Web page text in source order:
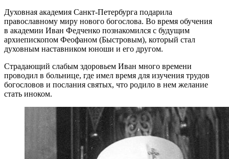
Духовная академия Санкт-Петербурга подарила
православному миру нового богослова. Во время обучения
в академии Иван Федченко познакомился с будущим
архиепископом Феофаном (Быстровым), который стал
духовным наставником юноши и его другом.
Страдающий слабым здоровьем Иван много времени
проводил в больнице, где имел время для изучения трудов
богословов и послания святых, что родило в нем желание
стать иноком.